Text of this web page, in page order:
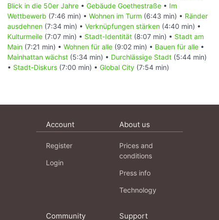
Blick in die 50er Jahre • Gebäude Goethestraße • Im
Wettbewerb (7:46 min) • Wohnen im Turm (6:43 min) • Ränder
ausdehnen (7:34 min) • Verknüpfungen stärken (4:40 min) •
Kulturmeile (7:07 min) • Stadt-Identität (8:07 min) • Stadt am
Main (7:21 min) • Wohnen für alle (9:02 min) • Bauen für alle •
Mainhattan wächst (5:34 min) • Durchlässige Stadt (5:44 min)
• Stadt-Diskurs (7:00 min) • Global City (7:54 min)
Account
Register
Login
About us
Prices and
conditions
Press info
Technology
Community Support